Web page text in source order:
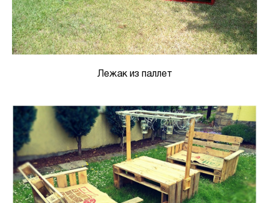
Лежак из паллет